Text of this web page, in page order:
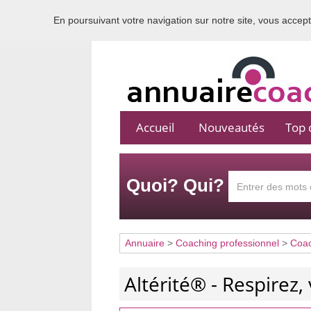
Accueil Nouveautés Top
Quoi? Qui?
Annuaire > Coaching professionnel >
Altérité® - Respirez,
En poursuivant votre navigation sur notre site, vous